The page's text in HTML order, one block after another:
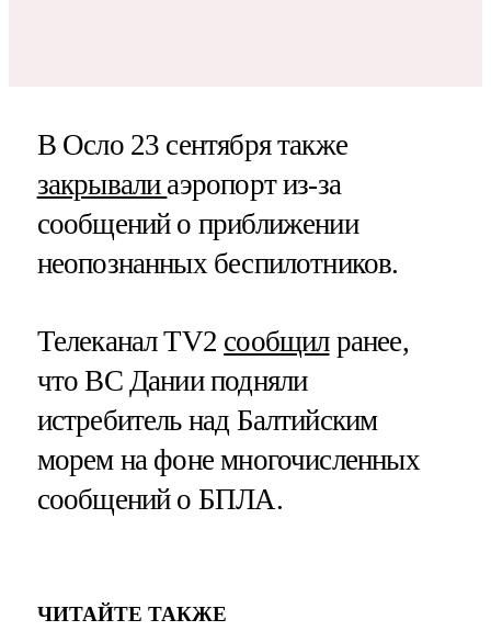
В Осло 23 сентября также
закрывали аэропорт из-за
сообщений о приближении
неопознанных беспилотников.
Телеканал TV2 сообщилранее,
что ВС Дании подняли
истребитель над Балтийским
морем на фоне многочисленных
сообщений о БПЛА.
ЧИТАЙТЕ ТАКЖЕ